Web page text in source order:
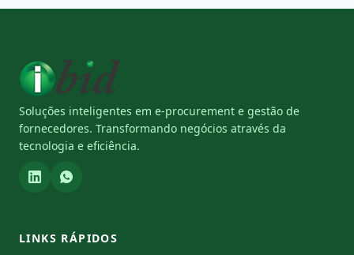
Soluções inteligentes em e-procurement e gestão de
fornecedores. Transformando negócios através da
tecnologia e eficiência.
LINKS RÁPIDOS